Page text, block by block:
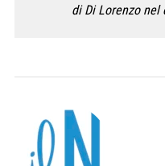
di Di Lorenzo nel